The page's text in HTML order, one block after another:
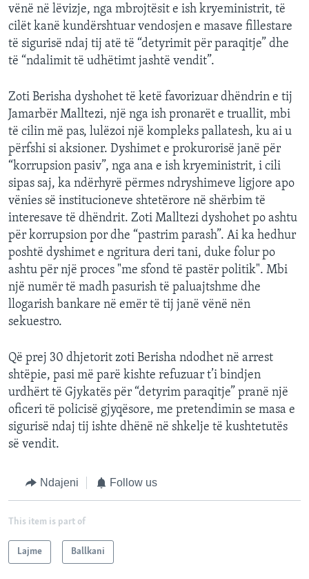
vënë në lëvizje, nga mbrojtësit e ish kryeministrit, të
cilët kanë kundërshtuar vendosjen e masave fillestare
të sigurisë ndaj tij atë të “detyrimit për paraqitje” dhe
të “ndalimit të udhëtimt jashtë vendit”.
Zoti Berisha dyshohet të ketë favorizuar dhëndrin e tij
Jamarbër Malltezi, një nga ish pronarët e truallit, mbi
të cilin më pas, lulëzoi një kompleks pallatesh, ku ai u
përfshi si aksioner. Dyshimet e prokurorisë janë për
“korrupsion pasiv”, nga ana e ish kryeministrit, i cili
sipas saj, ka ndërhyrë përmes ndryshimeve ligjore apo
vënies së institucioneve shtetërore në shërbim të
interesave të dhëndrit. Zoti Malltezi dyshohet po ashtu
për korrupsion por dhe “pastrim parash”. Ai ka hedhur
poshtë dyshimet e ngritura deri tani, duke folur po
ashtu për një proces "me sfond të pastër politik". Mbi
një numër të madh pasurish të paluajtshme dhe
llogarish bankare në emër të tij janë vënë nën
sekuestro.
Që prej 30 dhjetorit zoti Berisha ndodhet në arrest
shtëpie, pasi më parë kishte refuzuar t’i bindjen
urdhërt të Gjykatës për “detyrim paraqitje” pranë një
oficeri të policisë gjyqësore, me pretendimin se masa e
sigurisë ndaj tij ishte dhënë në shkelje të kushtetutës
së vendit.
Ndajeni Follow us
This item is part of
Lajme Ballkani